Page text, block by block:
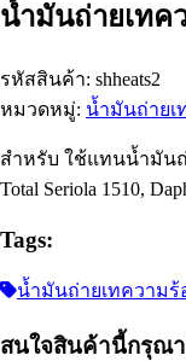
น้ำมันถ่ายเทค
รหัสสินค้า: shheats2
หมวดหมู่: น้ำมันถ่ายเ
สำหรับ ใช้แทนน้ำมันถ่า
Total Seriola 1510,
Tags:
น้ำมันถ่ายเทความร้
สนใจสินค้านี้กรุณ